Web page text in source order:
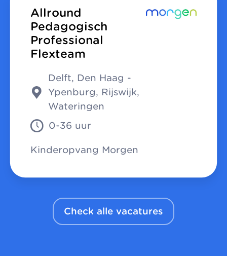
Allround
Pedagogisch
Professional
Flexteam
Delft, Den Haag -
Ypenburg, Rijswijk,
Wateringen
0-36 uur
Kinderopvang Morgen
Check alle vacatures